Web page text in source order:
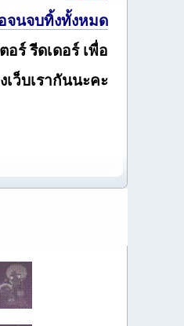
จนจบทิ้งทั้งหมด
ร์ รีดเดอร์ เพื่อ
ว็บเรากันนะคะ